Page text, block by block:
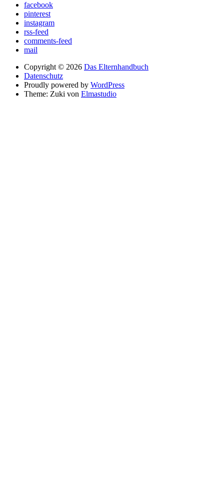
facebook
pinterest
instagram
rss-feed
comments-feed
mail
Copyright © 2026 Das Elternhandbuch
Datenschutz
Proudly powered by WordPress
Theme: Zuki von Elmastudio